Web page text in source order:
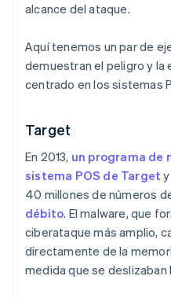
alcance del ataque.
Aquí tenemos un par de
demuestran el peligro y la
centrado en los sistemas
Target
En 2013, un programa de
sistema POS de Target
40 millones de números
débito. El malware, que
ciberataque más amplio,
directamente de la
medida que se deslizaban